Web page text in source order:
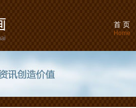
首 页
Home